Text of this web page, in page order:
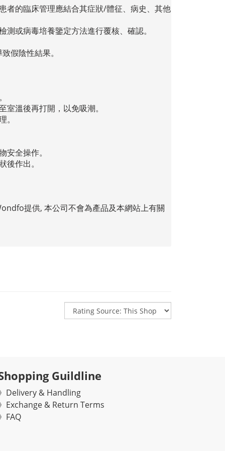
者的臨床管理應結合其症狀/體征、病史、其他
或病毒培養鑒定方法進行覆核、確認。
假陰性結果。
溫後再打開，以免吸潮。
全操作。
作出。
提供, 本公司不會為產品及本網站上有關
Guildline
Delivery & Handling
Exchange & Return Terms
FAQ